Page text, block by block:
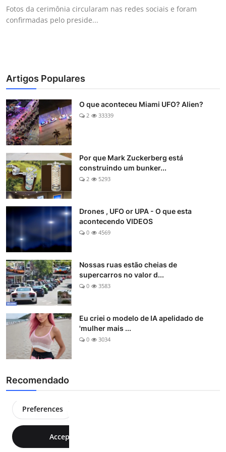
Fotos da cerimônia circularam nas redes sociais e foram
confirmadas pelo preside...
Artigos Populares
O que aconteceu Miami UFO? Alien?
2 33339
Por que Mark Zuckerberg está
construindo um bunker...
2 5293
Drones , UFO or UPA - O que esta
acontecendo VIDEOS
0 4569
Nossas ruas estão cheias de
supercarros no valor d...
0 3583
Eu criei o modelo de IA apelidado de
'mulher mais ...
0 3034
Recomendado